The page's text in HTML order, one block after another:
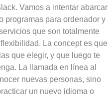
Vamos a intentar abarcar
programas para ordenador y
que son totalmente
La concept es que
que elegir, y que luego te
La llamada en línea al
nuevas personas, sino
un nuevo idioma o